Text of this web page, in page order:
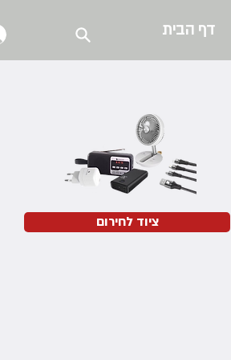
דף הבית
ציוד לחירום